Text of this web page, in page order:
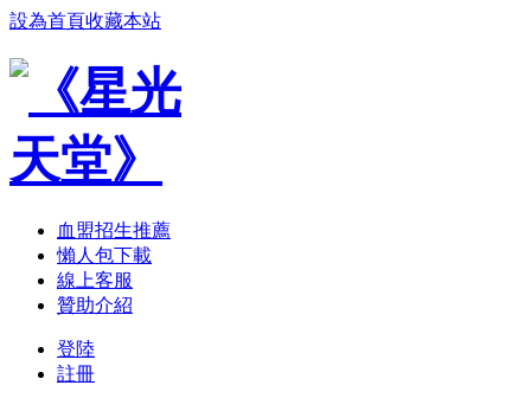
設為首頁收藏本站
血盟招生推薦
懶人包下載
線上客服
贊助介紹
登陸
註冊